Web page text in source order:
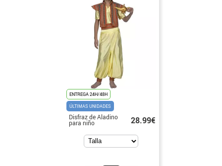
ENTREGA 24H/48H
ÚLTIMAS UNIDADES
Disfraz de Aladino
para niño 28.99€